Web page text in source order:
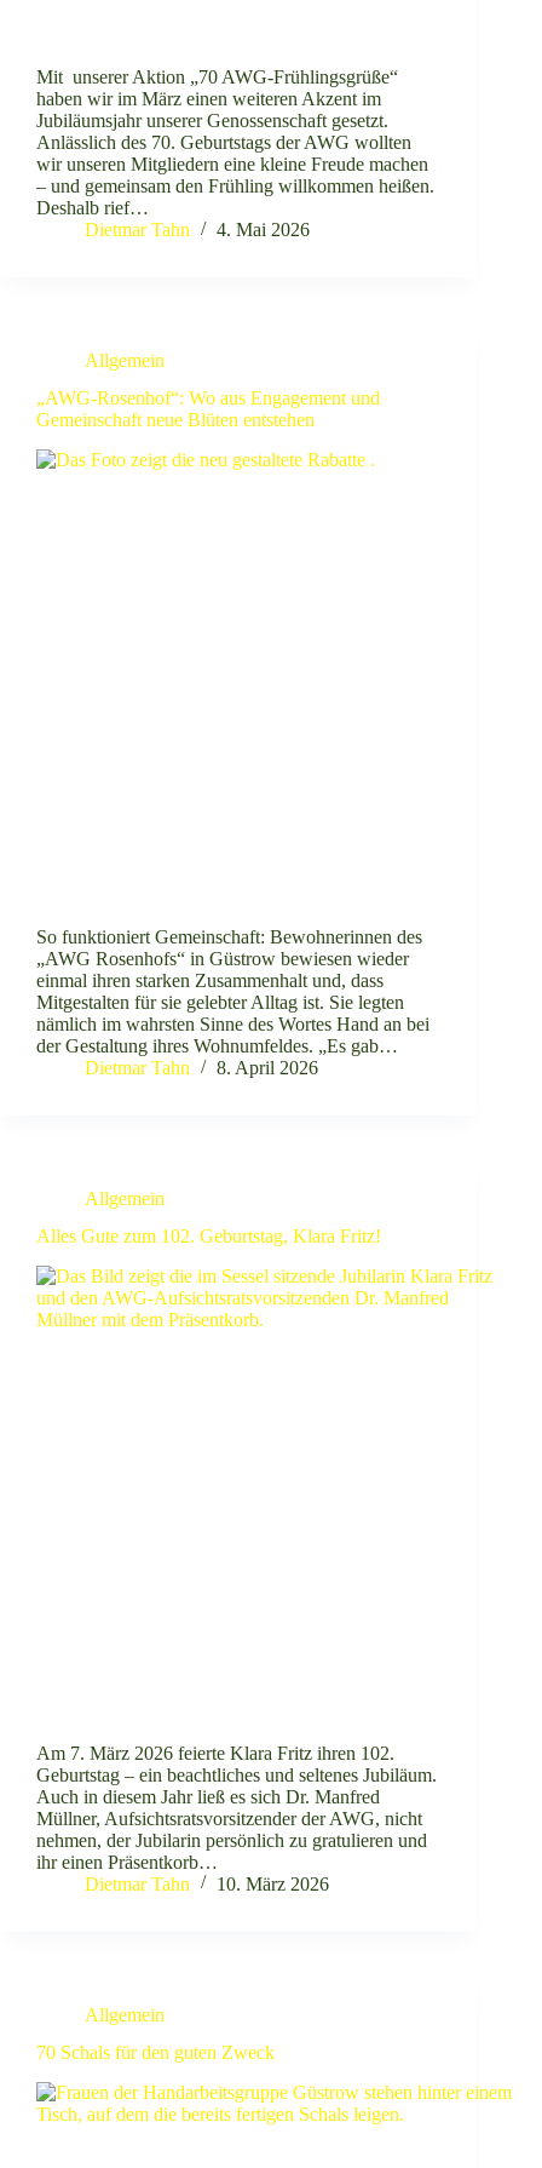
Mit unserer Aktion „70 AWG-Frühlingsgrüße“
haben wir im März einen weiteren Akzent im
Jubiläumsjahr unserer Genossenschaft gesetzt.
Anlässlich des 70. Geburtstags der AWG wollten
wir unseren Mitgliedern eine kleine Freude machen
– und gemeinsam den Frühling willkommen heißen.
Deshalb rief…
Dietmar Tahn
4. Mai 2026
Allgemein
„AWG-Rosenhof“: Wo aus Engagement und
Gemeinschaft neue Blüten entstehen
So funktioniert Gemeinschaft: Bewohnerinnen des
„AWG Rosenhofs“ in Güstrow bewiesen wieder
einmal ihren starken Zusammenhalt und, dass
Mitgestalten für sie gelebter Alltag ist. Sie legten
nämlich im wahrsten Sinne des Wortes Hand an bei
der Gestaltung ihres Wohnumfeldes. „Es gab…
Dietmar Tahn
8. April 2026
Allgemein
Alles Gute zum 102. Geburtstag, Klara Fritz!
Am 7. März 2026 feierte Klara Fritz ihren 102.
Geburtstag – ein beachtliches und seltenes Jubiläum.
Auch in diesem Jahr ließ es sich Dr. Manfred
Müllner, Aufsichtsratsvorsitzender der AWG, nicht
nehmen, der Jubilarin persönlich zu gratulieren und
ihr einen Präsentkorb…
Dietmar Tahn
10. März 2026
Allgemein
70 Schals für den guten Zweck
0171 - 83 43 110
Büro Krakow am
038457 - 23 403